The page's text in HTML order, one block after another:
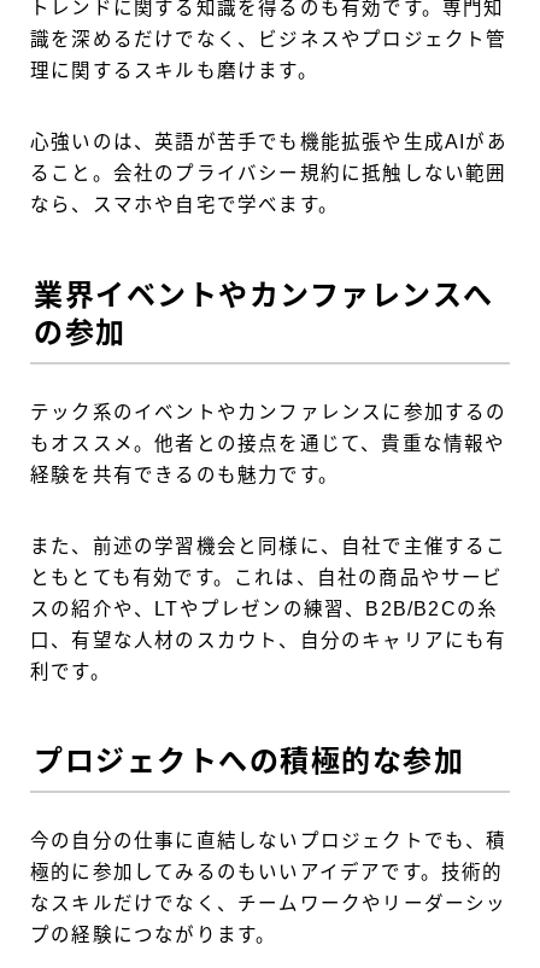
トレンドに関する知識を得るのも有効です。専門知
識を深めるだけでなく、ビジネスやプロジェクト管
理に関するスキルも磨けます。
心強いのは、英語が苦手でも機能拡張や生成AIがあ
ること。会社のプライバシー規約に抵触しない範囲
なら、スマホや自宅で学べます。
業界イベントやカンファレンスへ
の参加
テック系のイベントやカンファレンスに参加するの
もオススメ。他者との接点を通じて、貴重な情報や
経験を共有できるのも魅力です。
また、前述の学習機会と同様に、自社で主催するこ
ともとても有効です。これは、自社の商品やサービ
スの紹介や、LTやプレゼンの練習、B2B/B2Cの糸
口、有望な人材のスカウト、自分のキャリアにも有
利です。
プロジェクトへの積極的な参加
今の自分の仕事に直結しないプロジェクトでも、積
極的に参加してみるのもいいアイデアです。技術的
なスキルだけでなく、チームワークやリーダーシッ
プの経験につながります。